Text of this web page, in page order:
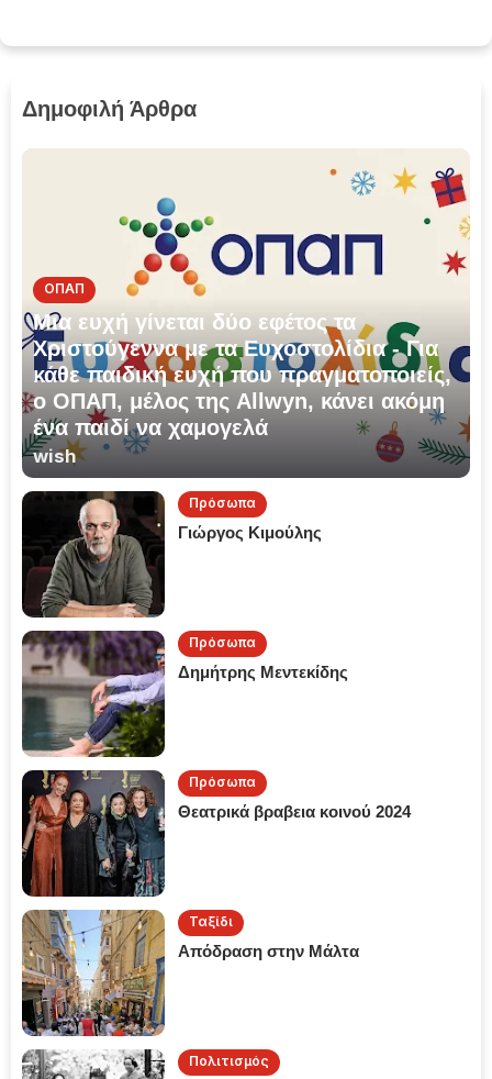
Δημοφιλή Άρθρα
ΟΠΑΠ
Μια ευχή γίνεται δύο εφέτος τα
Χριστούγεννα με τα Ευχοστολίδια - Για
κάθε παιδική ευχή που πραγματοποιείς,
ο ΟΠΑΠ, μέλος της Allwyn, κάνει ακόμη
ένα παιδί να χαμογελά
wish
Πρόσωπα
Γιώργος Κιμούλης
Πρόσωπα
Δημήτρης Μεντεκίδης
Πρόσωπα
Θεατρικά βραβεια κοινού 2024
Ταξίδι
Απόδραση στην Μάλτα
Πολιτισμός